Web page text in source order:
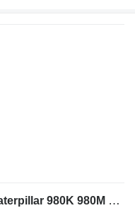
Caterpillar 3010002 senzor za Caterpillar 980K 980M 972M 982M 972K 966K 966M prednjeg utovarivača